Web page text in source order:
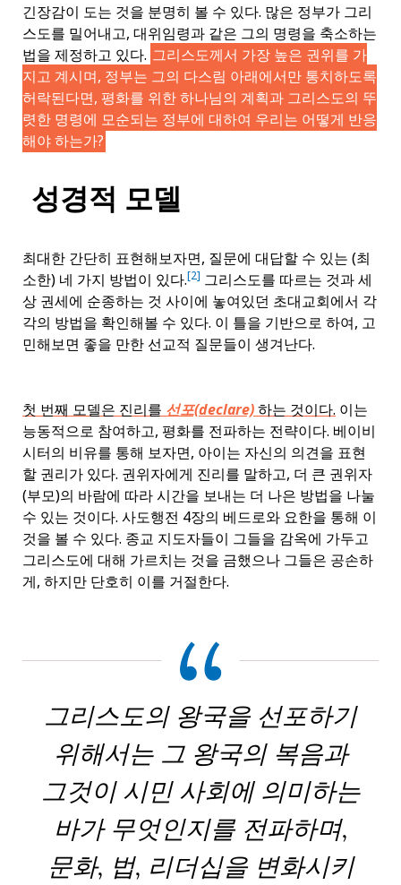
긴장감이 도는 것을 분명히 볼 수 있다. 많은 정부가 그리
스도를 밀어내고, 대위임령과 같은 그의 명령을 축소하는
법을 제정하고 있다. 그리스도께서 가장 높은 권위를 가
지고 계시며, 정부는 그의 다스림 아래에서만 통치하도록
허락된다면, 평화를 위한 하나님의 계획과 그리스도의 뚜
렷한 명령에 모순되는 정부에 대하여 우리는 어떻게 반응
해야 하는가?
성경적 모델
최대한 간단히 표현해보자면, 질문에 대답할 수 있는 (최
소한) 네 가지 방법이 있다.[2] 그리스도를 따르는 것과 세
상 권세에 순종하는 것 사이에 놓여있던 초대교회에서 각
각의 방법을 확인해볼 수 있다. 이 틀을 기반으로 하여, 고
민해보면 좋을 만한 선교적 질문들이 생겨난다.
첫 번째 모델은 진리를 선포(declare)하는 것이다. 이는
능동적으로 참여하고, 평화를 전파하는 전략이다. 베이비
시터의 비유를 통해 보자면, 아이는 자신의 의견을 표현
할 권리가 있다. 권위자에게 진리를 말하고, 더 큰 권위자
(부모)의 바람에 따라 시간을 보내는 더 나은 방법을 나눌
수 있는 것이다. 사도행전 4장의 베드로와 요한을 통해 이
것을 볼 수 있다. 종교 지도자들이 그들을 감옥에 가두고
그리스도에 대해 가르치는 것을 금했으나 그들은 공손하
게, 하지만 단호히 이를 거절한다.
그리스도의 왕국을 선포하기
위해서는 그 왕국의 복음과
그것이 시민 사회에 의미하는
바가 무엇인지를 전파하며,
문화, 법, 리더십을 변화시키